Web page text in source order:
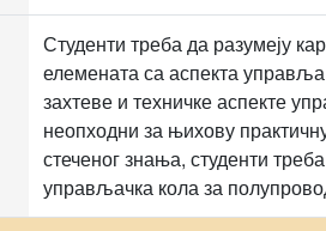
Студенти треба да разумеју
елемената са аспекта
захтеве и техничке аспекте
неопходни за њихову
стеченог знања, студенти
управљачка кола за